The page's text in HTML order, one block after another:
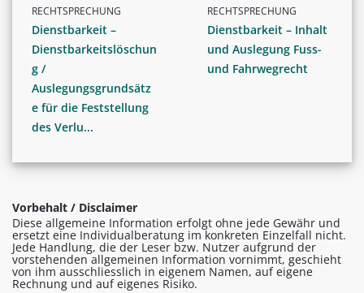
RECHTSPRECHUNG
Dienstbarkeit –
Dienstbarkeitslöschun
g /
Auslegungsgrundsätz
e für die Feststellung
des Verlu...
RECHTSPRECHUNG
Dienstbarkeit – Inhalt
und Auslegung Fuss-
und Fahrwegrecht
Vorbehalt / Disclaimer
Diese allgemeine Information erfolgt ohne jede Gewähr und
ersetzt eine Individualberatung im konkreten Einzelfall nicht.
Jede Handlung, die der Leser bzw. Nutzer aufgrund der
vorstehenden allgemeinen Information vornimmt, geschieht
von ihm ausschliesslich in eigenem Namen, auf eigene
Rechnung und auf eigenes Risiko.